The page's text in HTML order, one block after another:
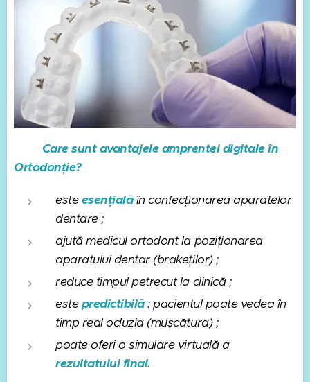
Care sunt avantajele amprentei digitale în
Ortodonție?
esteesențialăîn confecționarea aparatelor
dentare;
ajută medicul ortodont la poziționarea
aparatului dentar (brakeților);
reduce timpul petrecut la clinică ;
estepredictibilă : pacientul poate vedea în
timp real ocluzia (mușcătura) ;
poate oferi o simulare virtuală a
rezultatului final.